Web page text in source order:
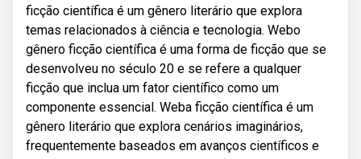
ficção científica é um gênero literário que explora
temas relacionados à ciência e tecnologia. Webo
gênero ficção científica é uma forma de ficção que se
desenvolveu no século 20 e se refere a qualquer
ficção que inclua um fator científico como um
componente essencial. Weba ficção científica é um
gênero literário que explora cenários imaginários,
frequentemente baseados em avanços científicos e